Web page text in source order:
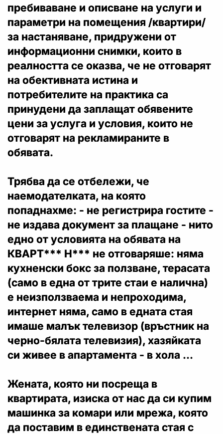
пребиваване и описване на услуги и
параметри на помещения /квартири/
за настаняване, придружени от
информационни снимки, които в
реалността се оказва, че не отговарят
на обективната истина и
потребителите на практика са
принудени да заплащат обявените
цени за услуга и условия, които не
отговарят на рекламираните в
обявата.
Трябва да се отбележи, че
наемодателката, на която
попаднахме: - не регистрира гостите -
не издава документ за плащане - нито
едно от условията на обявата на
КВАРТ*** Н*** не отговаряше: няма
кухненски бокс за ползване, терасата
(само в една от трите стаи е налична)
е неизползваема и непроходима,
интернет няма, само в едната стая
имаше малък телевизор (връстник на
черно-бялата телевизия), хазяйката
си живее в апартамента - в хола ...
Жената, която ни посреща в
квартирата, изиска от нас да си купим
машинка за комари или мрежа, която
да поставим в единствената стая с